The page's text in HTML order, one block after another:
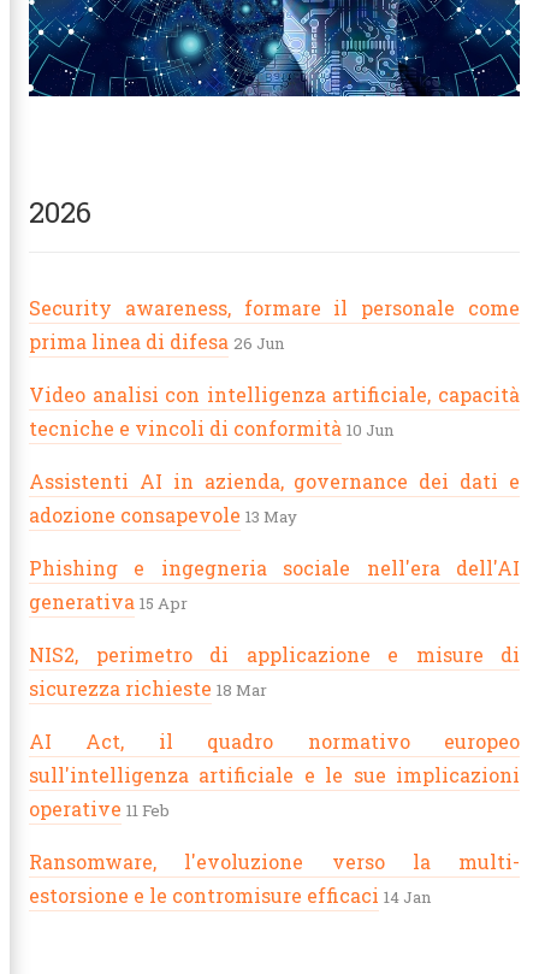
2026
Security awareness, formare il personale come
prima linea di difesa 26 Jun
Video analisi con intelligenza artificiale, capacità
tecniche e vincoli di conformità 10 Jun
Assistenti AI in azienda, governance dei dati e
adozione consapevole 13 May
Phishing e ingegneria sociale nell'era dell'AI
generativa 15 Apr
NIS2, perimetro di applicazione e misure di
sicurezza richieste 18 Mar
AI Act, il quadro normativo europeo
sull'intelligenza artificiale e le sue implicazioni
operative 11 Feb
Ransomware, l'evoluzione verso la multi-
estorsione e le contromisure efficaci 14 Jan
Us